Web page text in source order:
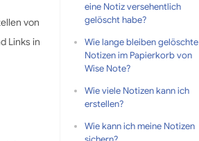
Tiếng Việt
von
Links in
eine Notiz versehentlich
gelöscht habe?
Wie lange bleiben gelöschte
Notizen im Papierkorb von
Wise Note?
Wie viele Notizen kann ich
erstellen?
Wie kann ich meine Notizen